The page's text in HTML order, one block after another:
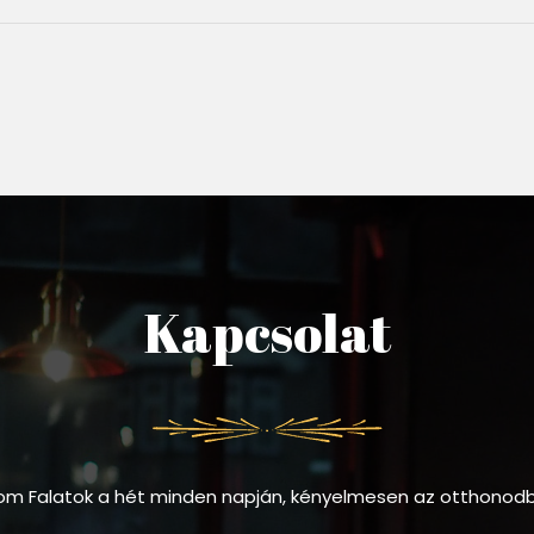
Kapcsolat
Falatok a hét minden napján, kényelmesen az